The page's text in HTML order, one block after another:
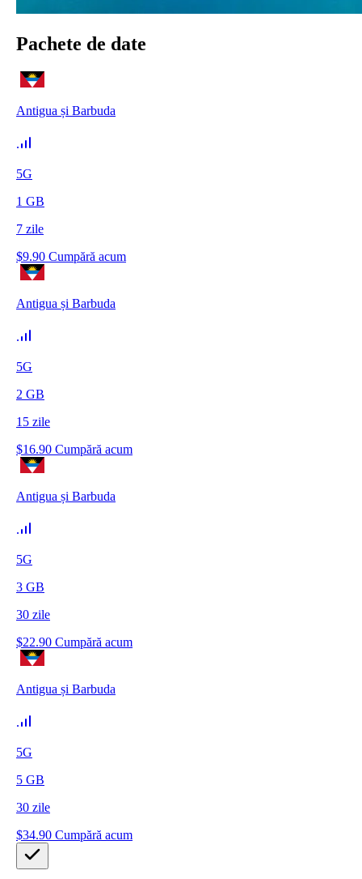
Pachete de date
Antigua și Barbuda
5G
1 GB
7 zile
$9.90 Cumpără acum
Antigua și Barbuda
5G
2 GB
15 zile
$16.90 Cumpără acum
Antigua și Barbuda
5G
3 GB
30 zile
$22.90 Cumpără acum
Antigua și Barbuda
5G
5 GB
30 zile
$34.90 Cumpără acum